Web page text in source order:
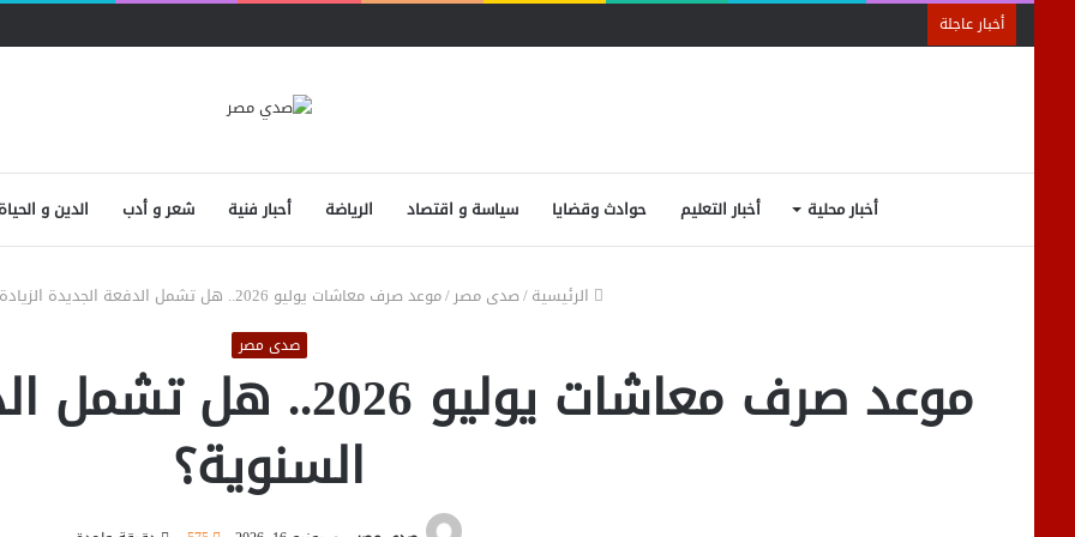
أخبار عاجلة
أخبار محلية أخبار التعليم حوادث وقضايا سياسة و اقتصاد الرياضة أحبار فنية شعر و أدب الدين و الحياة
الرئيسية/صدى مصر/موعد صرف معاشات يوليو 2026.. هل تشمل الدفعة الجديدة الزيادة السنوية؟
صدى مصر
موعد صرف معاشات يوليو
السنوية؟